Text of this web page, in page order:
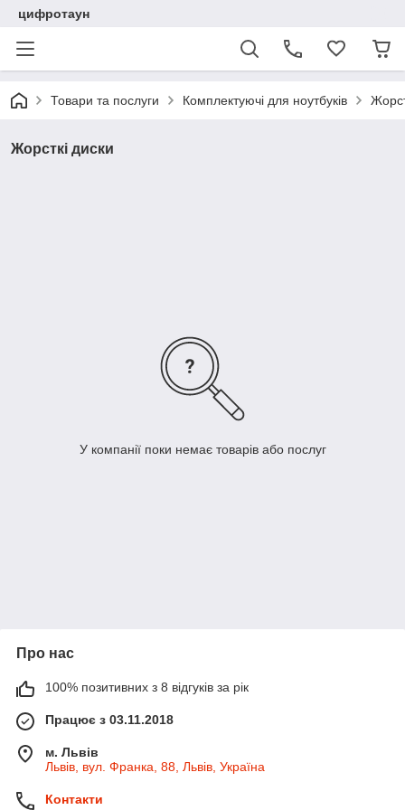
цифротаун
Товари та послуги Комплектуючі для ноутбуків
Жорсткі диски
У компанії поки немає товарів або послуг
Про нас
100% позитивних з 8 відгуків за рік
Працює з 03.11.2018
м. Львів
Львів, вул. Франка, 88, Львів, Україна
Контакти